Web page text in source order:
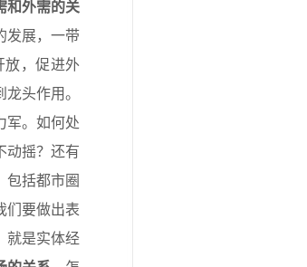
和外需的关
发展，一带
放，促进外
头作用。
军。如何处
动摇？还有
包括都市圈
们要做出表
就是实体经